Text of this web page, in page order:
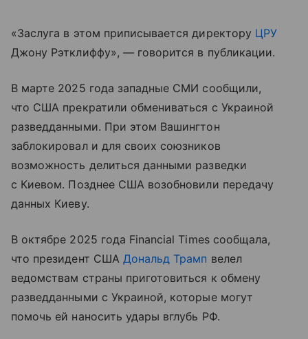
«Заслуга в этом приписывается директору ЦРУ
Джону Рэтклиффу», — говорится в публикации.
В марте 2025 года западные СМИ сообщили,
что США прекратили обмениваться с Украиной
разведданными. При этом Вашингтон
заблокировал и для своих союзников
возможность делиться данными разведки
с Киевом. Позднее США возобновили передачу
данных Киеву.
В октябре 2025 года Financial Times сообщала,
что президент США Дональд Трамп велел
ведомствам страны приготовиться к обмену
разведданными с Украиной, которые могут
помочь ей наносить удары вглубь РФ.